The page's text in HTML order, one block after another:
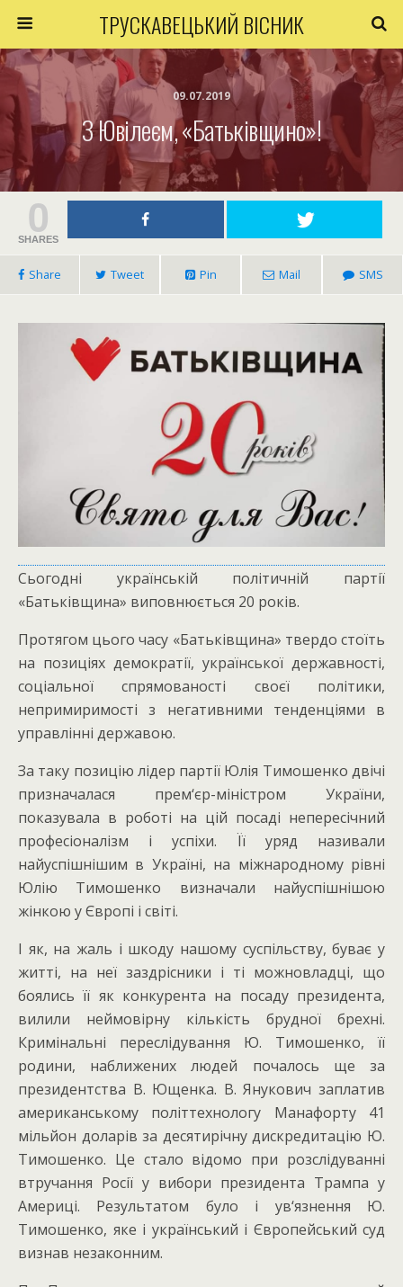
ТРУСКАВЕЦЬКИЙ ВІСНИК
09.07.2019
З Ювілеєм, «Батьківщино»!
0
SHARES
Share Tweet Pin Mail SMS
Сьогодні українській політичній партії
«Батьківщина» виповнюється 20 років.
Протягом цього часу «Батьківщина» твердо стоїть
на позиціях демократії, української державності,
соціальної спрямованості своєї політики,
непримиримості з негативними тенденціями в
управлінні державою.
За таку позицію лідер партії Юлія Тимошенко двічі
призначалася прем‘єр-міністром України,
показувала в роботі на цій посаді непересічний
професіоналізм і успіхи. Її уряд називали
найуспішнішим в Україні, на міжнародному рівні
Юлію Тимошенко визначали найуспішнішою
жінкою у Європі і світі.
І як, на жаль і шкоду нашому суспільству, буває у
житті, на неї заздрісники і ті можновладці, що
боялись її як конкурента на посаду президента,
вилили неймовірну кількість брудної брехні.
Кримінальні переслідування Ю. Тимошенко, її
родини, наближених людей почалось ще за
президентства В. Ющенка. В. Янукович заплатив
американському політтехнологу Манафорту 41
мільйон доларів за десятирічну дискредитацію Ю.
Тимошенко. Це стало відомо при розслідуванні
втручання Росії у вибори президента Трампа у
Америці. Результатом було і ув‘язнення Ю.
Тимошенко, яке і український і Європейський суд
визнав незаконним.